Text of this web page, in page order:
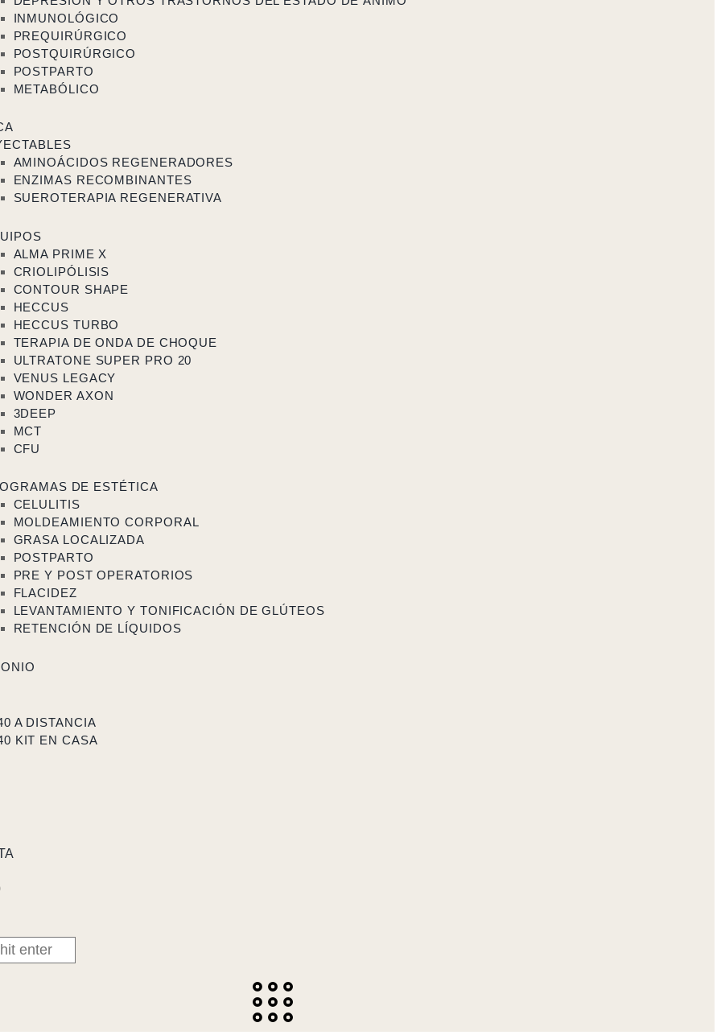
INMUNOLÓGICO
PREQUIRÚRGICO
POSTQUIRÚRGICO
POSTPARTO
METABÓLICO
AMINOÁCIDOS REGENERADORES
ENZIMAS RECOMBINANTES
SUEROTERAPIA REGENERATIVA
ALMA PRIME X
CRIOLIPÓLISIS
CONTOUR SHAPE
HECCUS
HECCUS TURBO
TERAPIA DE ONDA DE CHOQUE
ULTRATONE SUPER PRO 20
VENUS LEGACY
WONDER AXON
3DEEP
MCT
CFU
DE ESTÉTICA
CELULITIS
MOLDEAMIENTO CORPORAL
GRASA LOCALIZADA
POSTPARTO
PRE Y POST OPERATORIOS
FLACIDEZ
LEVANTAMIENTO Y TONIFICACIÓN DE GLÚTEOS
RETENCIÓN DE LÍQUIDOS
A DISTANCIA
KIT EN CASA